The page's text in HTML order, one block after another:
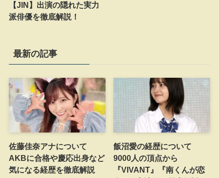
【JIN】出演の隠れた実力
派俳優を徹底解説！
最新の記事
佐藤佳奈アナについて
AKBに合格や慶応出身など
気になる経歴を徹底解説
飯沼愛の経歴について
9000人の頂点から
『VIVANT』『南くんが恋